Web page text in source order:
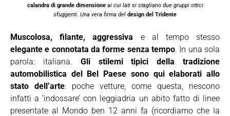
calandra di grande dimensioneai cui lati si stagliano due gruppi ottici
sfuggenti. Una vera firma del design del Tridente
Muscolosa, filante, aggressiva e al tempo stesso
elegante e connotata da forme senza tempo. In una sola
parola: italiana. Gli stilemi tipici della tradizione
automobilistica del Bel Paese sono qui elaborati allo
stato dell’arte: poche vetture, come questa, riescono
infatti a ‘indossare’ con leggiadria un abito fatto di linee
presentate al Mondo ben 12 anni fa (ricordiamo che la